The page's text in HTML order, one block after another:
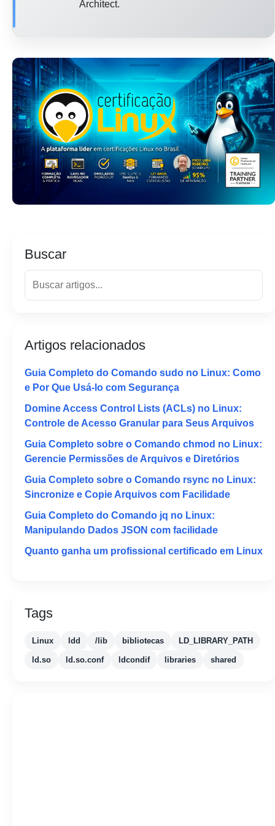
Architect.
Buscar
Artigos relacionados
Guia Completo do Comando sudo no Linux: Como
e Por Que Usá-lo com Segurança
Domine Access Control Lists (ACLs) no Linux:
Controle de Acesso Granular para Seus Arquivos
Guia Completo sobre o Comando chmod no Linux:
Gerencie Permissões de Arquivos e Diretórios
Guia Completo sobre o Comando rsync no Linux:
Sincronize e Copie Arquivos com Facilidade
Guia Completo do Comando jq no Linux:
Manipulando Dados JSON com facilidade
Quanto ganha um profissional certificado em Linux
Tags
Linux ldd /lib bibliotecas LD_LIBRARY_PATH
ld.so ld.so.conf ldcondif libraries shared